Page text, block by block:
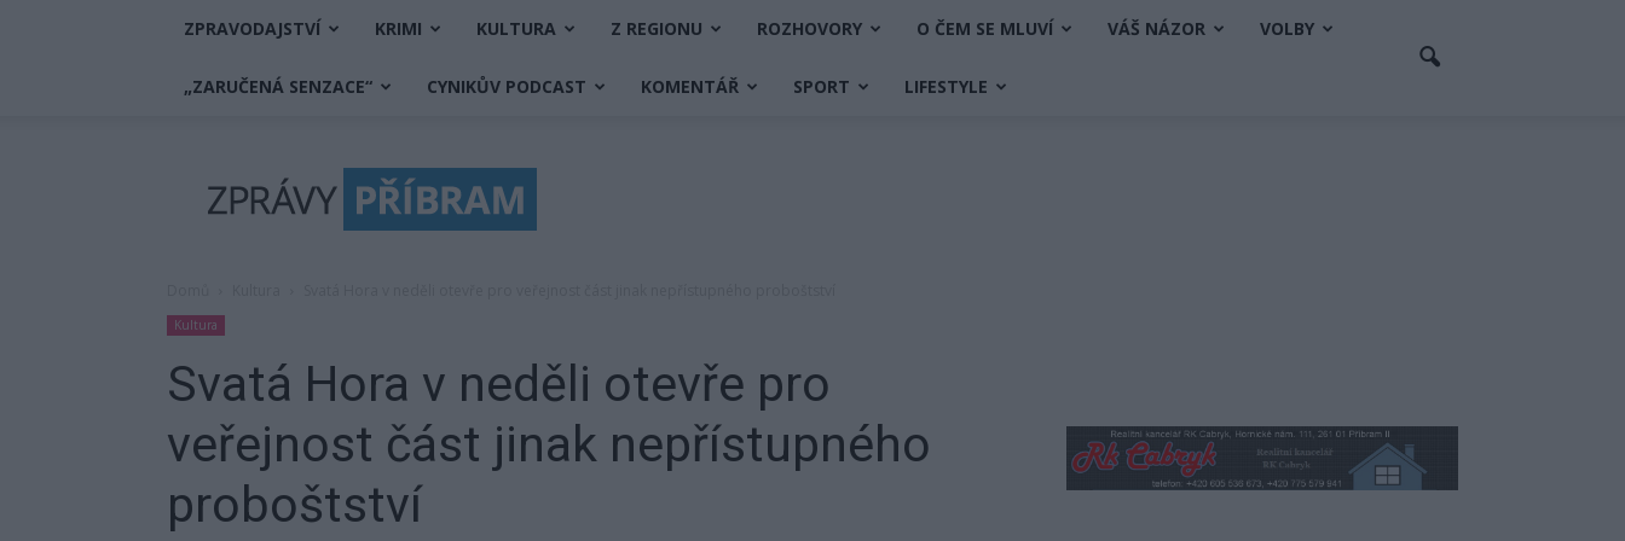
ZPRAVODAJSTVÍ KRIMI KULTURA Z REGIONU ROZHOVORY O ČEM SE MLUVÍ VÁŠ NÁZOR VOLBY
„ZARUČENÁ SENZACE“ CYNIKŮV PODCAST KOMENTÁŘ SPORT LIFESTYLE
Příbram
Kultura
Svatá Hora v neděli otevře pro
veřejnost část jinak nepřístupného
proboštství